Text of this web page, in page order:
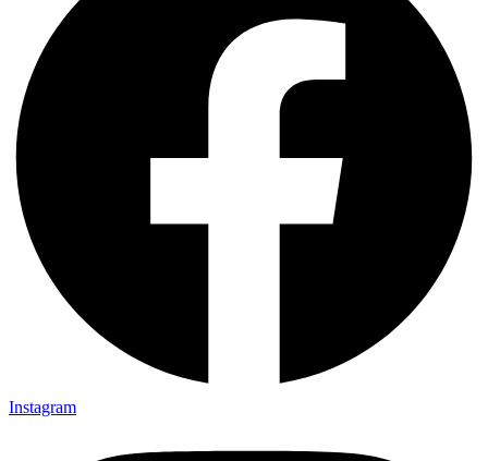
Instagram